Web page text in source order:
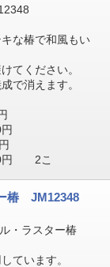
な椿で和風もい
てください。
で消えます。
円 2こ
椿 JM12348
・ラスター椿
ています。